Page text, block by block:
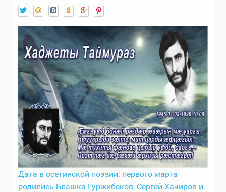
Дата в осетинской поэзии: первого марта
родились Блашка Гуржибеков, Сергей Хачиров и